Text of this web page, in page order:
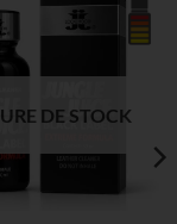
DE STOCK